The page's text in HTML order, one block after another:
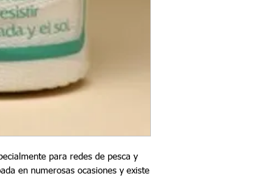
para redes de pesca y
en numerosas ocasiones y existe